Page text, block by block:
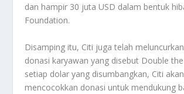
dan hampir 30 juta USD dalam bentuk
Foundation.
Disamping itu, Citi juga telah
donasi karyawan yang disebut Double
setiap dolar yang disumbangkan, Citi akan
mencocokkan donasi untuk mendukung